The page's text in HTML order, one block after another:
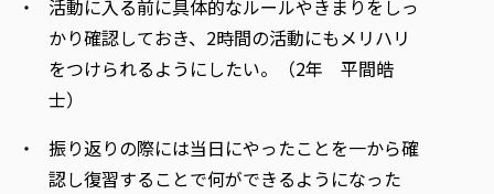
活動に入る前に具体的なルールやきまりをしっ
かり確認しておき、2時間の活動にもメリハリ
をつけられるようにしたい。（2年 平間皓
士）
振り返りの際には当日にやったことを一から確
認し復習することで何ができるようになった